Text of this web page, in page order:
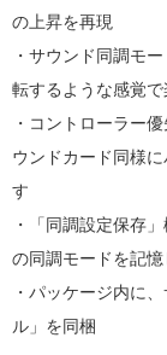
の上昇を再現
・サウンド同調モ
転するような感覚
・コントローラー
ウンドカード同様
す
・「同調設定保存
の同調モードを記
・パッケージ内に
ル」を同梱